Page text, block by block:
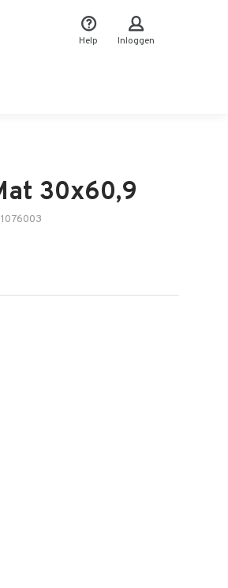
Help Inloggen
30x60,9